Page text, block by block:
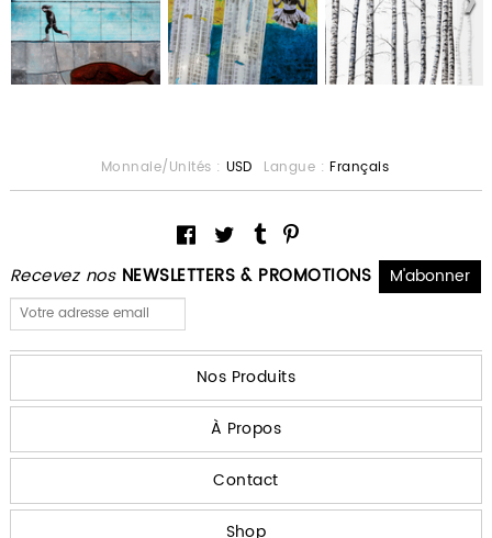
Recevez nos NEWSLETTERS & PROMOTIONS
Monnaie/Unités : USD Langue : Français
Nos Produits
À Propos
Contact
Shop